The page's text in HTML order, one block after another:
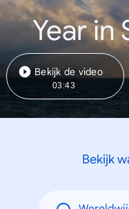
Year in
Bekijk de video
03:43
Bekijk